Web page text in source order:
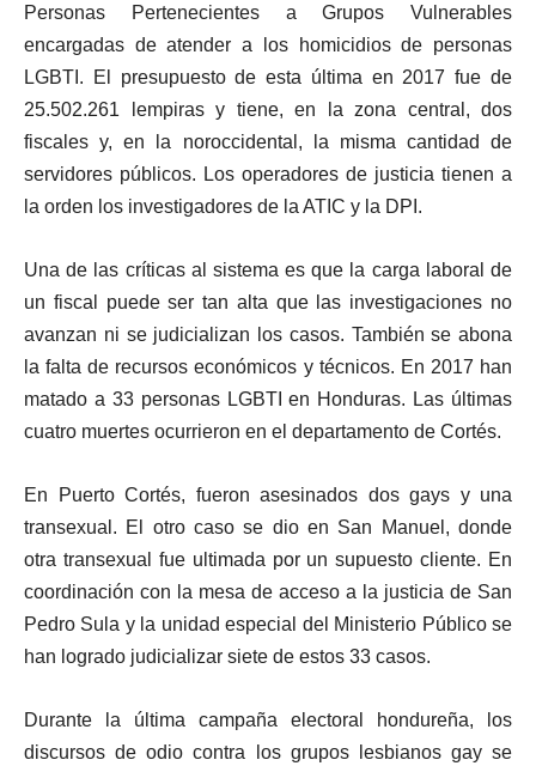
Personas Pertenecientes a Grupos Vulnerables
encargadas de atender a los homicidios de personas
LGBTI. El presupuesto de esta última en 2017 fue de
25.502.261 lempiras y tiene, en la zona central, dos
fiscales y, en la noroccidental, la misma cantidad de
servidores públicos. Los operadores de justicia tienen a
la orden los investigadores de la ATIC y la DPI.
Una de las críticas al sistema es que la carga laboral de
un fiscal puede ser tan alta que las investigaciones no
avanzan ni se judicializan los casos. También se abona
la falta de recursos económicos y técnicos. En 2017 han
matado a 33 personas LGBTI en Honduras. Las últimas
cuatro muertes ocurrieron en el departamento de Cortés.
En Puerto Cortés, fueron asesinados dos gays y una
transexual. El otro caso se dio en San Manuel, donde
otra transexual fue ultimada por un supuesto cliente. En
coordinación con la mesa de acceso a la justicia de San
Pedro Sula y la unidad especial del Ministerio Público se
han logrado judicializar siete de estos 33 casos.
Durante la última campaña electoral hondureña, los
discursos de odio contra los grupos lesbianos gay se